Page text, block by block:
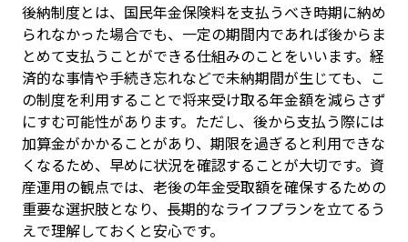
後納制度とは、国民年金保険料を支払うべき時期に納め
られなかった場合でも、一定の期間内であれば後からま
とめて支払うことができる仕組みのことをいいます。経
済的な事情や手続き忘れなどで未納期間が生じても、こ
の制度を利用することで将来受け取る年金額を減らさず
にすむ可能性があります。ただし、後から支払う際には
加算金がかかることがあり、期限を過ぎると利用できな
くなるため、早めに状況を確認することが大切です。資
産運用の観点では、老後の年金受取額を確保するための
重要な選択肢となり、長期的なライフプランを立てるう
えで理解しておくと安心です。